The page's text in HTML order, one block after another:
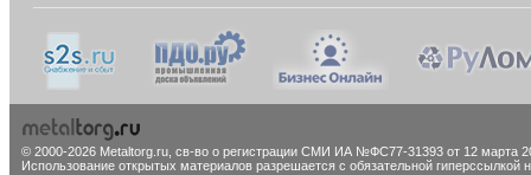
© 2000-2026 Metaltorg.ru, св-во о регистрации СМИ ИА №ФС77-31393 от 12 марта
Использование открытых материалов разрешается с обязательной гиперссылкой